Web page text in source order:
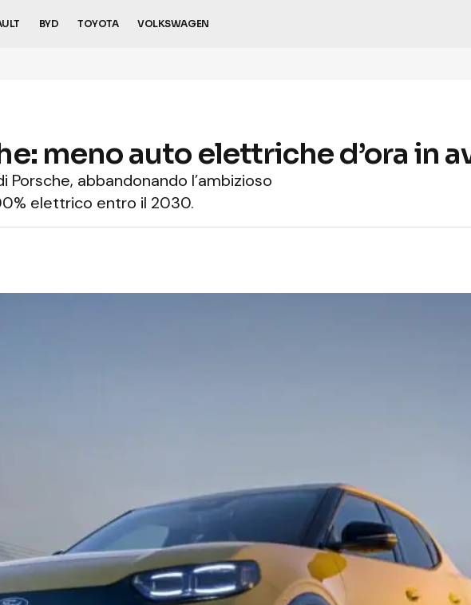
BYD TOYOTA VOLKSWAGEN
meno auto elettriche d’ora in
abbandonando l’ambizioso
elettrico entro il 2030.